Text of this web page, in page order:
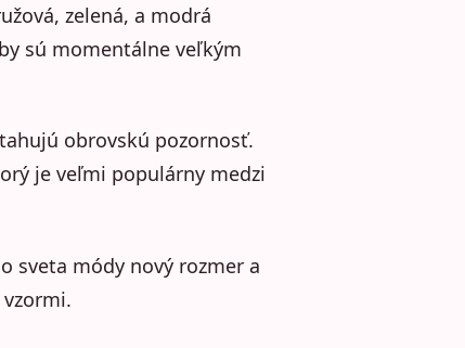
zelená, a modrá
sú momentálne veľkým
obrovskú pozornosť.
je veľmi populárny medzi
sveta módy nový rozmer a